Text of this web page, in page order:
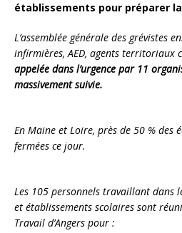
établissements pour préparer
L’assemblée générale des grévistes
infirmières, AED, agents territoriaux
appelée dans l’urgence par 11
massivement suivie.
En Maine et Loire, près de 50 % des
fermées ce jour.
Les 105 personnels travaillant dans
et établissements scolaires sont
Travail d’Angers pour :